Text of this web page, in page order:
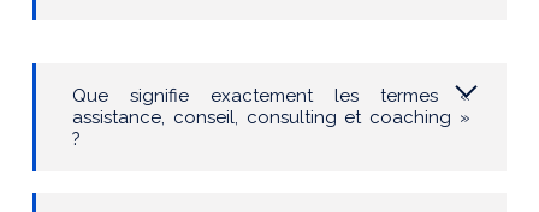
Que signifie exactement les termes «
assistance, conseil, consulting et coaching »
?